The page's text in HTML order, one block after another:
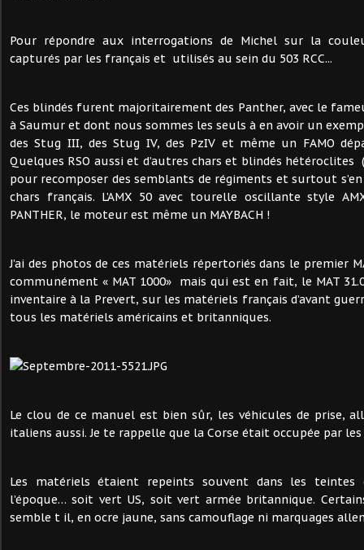
Pour répondre aux interrogations de Michel sur la
capturés par les français et utilisés au sein du 503 RCC...
Ces blindés furent majoritairement des Panther, avec le
à Saumur et dont nous sommes les seuls à en avoir un
des Stug III, des Stug IV, des PzIV et même un FAMO
Quelques RSO aussi et d’autres chars et blindés hétéroclites
pour recomposer des semblants de régiments et surtout
chars français. L’AMX 50 avec tourelle oscillante style
PANTHER, le moteur est même un MAYBACH !
J’ai des photos de ces matériels répertoriés dans le premier
communément « MAT 1000» mais qui est en fait, le MAT
inventaire à la Prevert, sur les matériels français d’avant
tous les matériels américains et britanniques.
Le clou de ce manuel est bien sûr, les véhicules de prise,
italiens aussi. Je te rappelle que la Corse était occupée par
Les matériels étaient repeints souvent dans les teintes
l’époque… soit vert US, soit vert armée britannique.
semble t il, en ocre jaune, sans camouflage ni marquages